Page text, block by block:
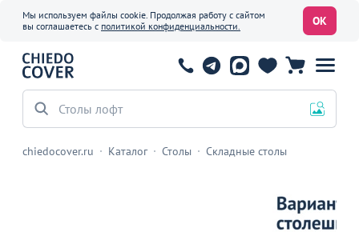
Мы используем файлы cookie. Продолжая работу с сайтом
вы соглашаетесь с политикой конфиденциальности. ОК
Столы лофт
chiedocover.ru Каталог Столы Складные столы